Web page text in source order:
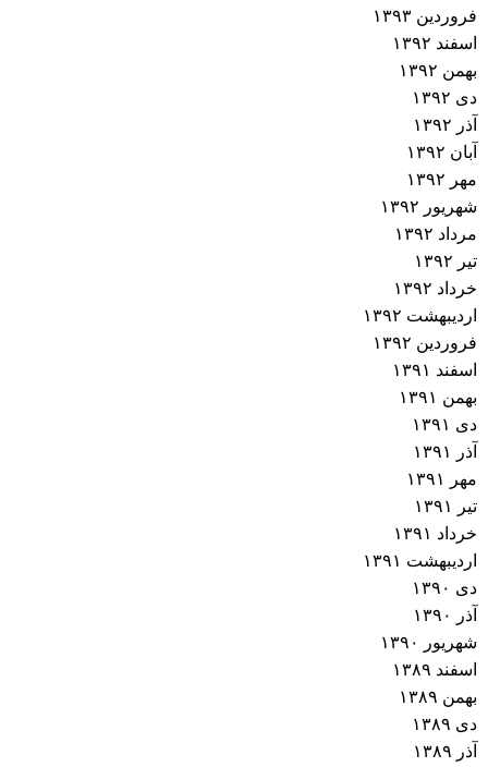
فروردین ۱۳۹۳
اسفند ۱۳۹۲
بهمن ۱۳۹۲
دی ۱۳۹۲
آذر ۱۳۹۲
آبان ۱۳۹۲
مهر ۱۳۹۲
شهریور ۱۳۹۲
مرداد ۱۳۹۲
تیر ۱۳۹۲
خرداد ۱۳۹۲
اردیبهشت ۱۳۹۲
فروردین ۱۳۹۲
اسفند ۱۳۹۱
بهمن ۱۳۹۱
دی ۱۳۹۱
آذر ۱۳۹۱
مهر ۱۳۹۱
تیر ۱۳۹۱
خرداد ۱۳۹۱
اردیبهشت ۱۳۹۱
دی ۱۳۹۰
آذر ۱۳۹۰
شهریور ۱۳۹۰
اسفند ۱۳۸۹
بهمن ۱۳۸۹
دی ۱۳۸۹
آذر ۱۳۸۹